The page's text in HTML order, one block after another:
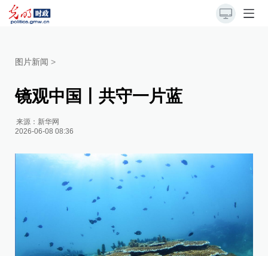
图片新闻 >
镜观中国丨共守一片蓝
来源： 新华网
2026-06-08 08:36